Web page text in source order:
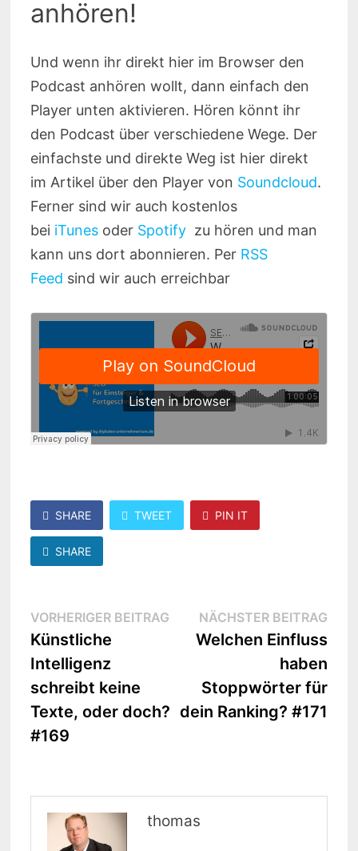
anhören!
Und wenn ihr direkt hier im Browser den
Podcast anhören wollt, dann einfach den
Player unten aktivieren. Hören könnt ihr
den Podcast über verschiedene Wege. Der
einfachste und direkte Weg ist hier direkt
im Artikel über den Player von Soundcloud.
Ferner sind wir auch kostenlos
bei iTunesoder Spotifyzu hören und man
kann uns dort abonnieren. Per RSS
Feed sind wir auch erreichbar
SHARE TWEET PIN IT
SHARE
Beitragsnavigation
VORHERIGER BEITRAGVorheriger
Beitrag:
Künstliche
Intelligenz
schreibt keine
Texte, oder doch?
#169
NÄCHSTER BEITRAG
Welchen Einfluss
haben
Stoppwörter für
dein Ranking? #171
thomas